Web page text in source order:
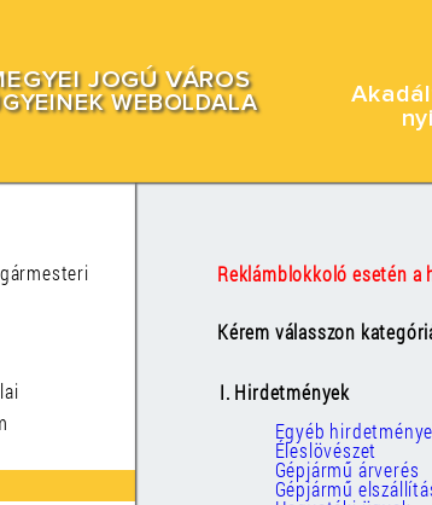
JOGÚ VÁROS
WEBOLDALA
Reklámblokkoló esetén
Kérem válasszon
I. Hirdetmények
Egyéb
Éleslövészet
Gépjármű árverés
Gépjármű